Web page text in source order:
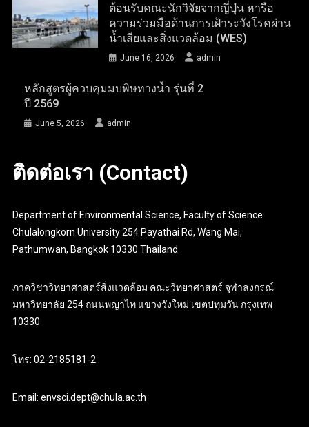
ต้อนรับคณะนักวิจัยจากญี่ปุ่น หารือ
ความร่วมมือด้านการเฝ้าระวังโรคผ่าน
น้ำเสียและสิ่งแวดล้อม (WES)
June 16, 2026 admin
หลักสูตรผู้ควบคุมมบพิษทางน้ำ รุ่นที่ 2
ปี 2569
June 5, 2026 admin
ติดต่อเรา (Contact)
Department of Environmental Science, Faculty of Science
Chulalongkorn University 254 Payathai Rd, Wang Mai,
Pathumwan, Bangkok 10330 Thailand
ภาควิชาวิทยาศาสตร์สิ่งแวดล้อม คณะวิทยาศาสตร์ จุฬาลงกรณ์
มหาวิทยาลัย 254 ถนนพญาไท แขวงวังใหม่ เขตปทุมวัน กรุงเทพ
10330
โทร: 02-2185181-2
Email: envsci.dept@chula.ac.th